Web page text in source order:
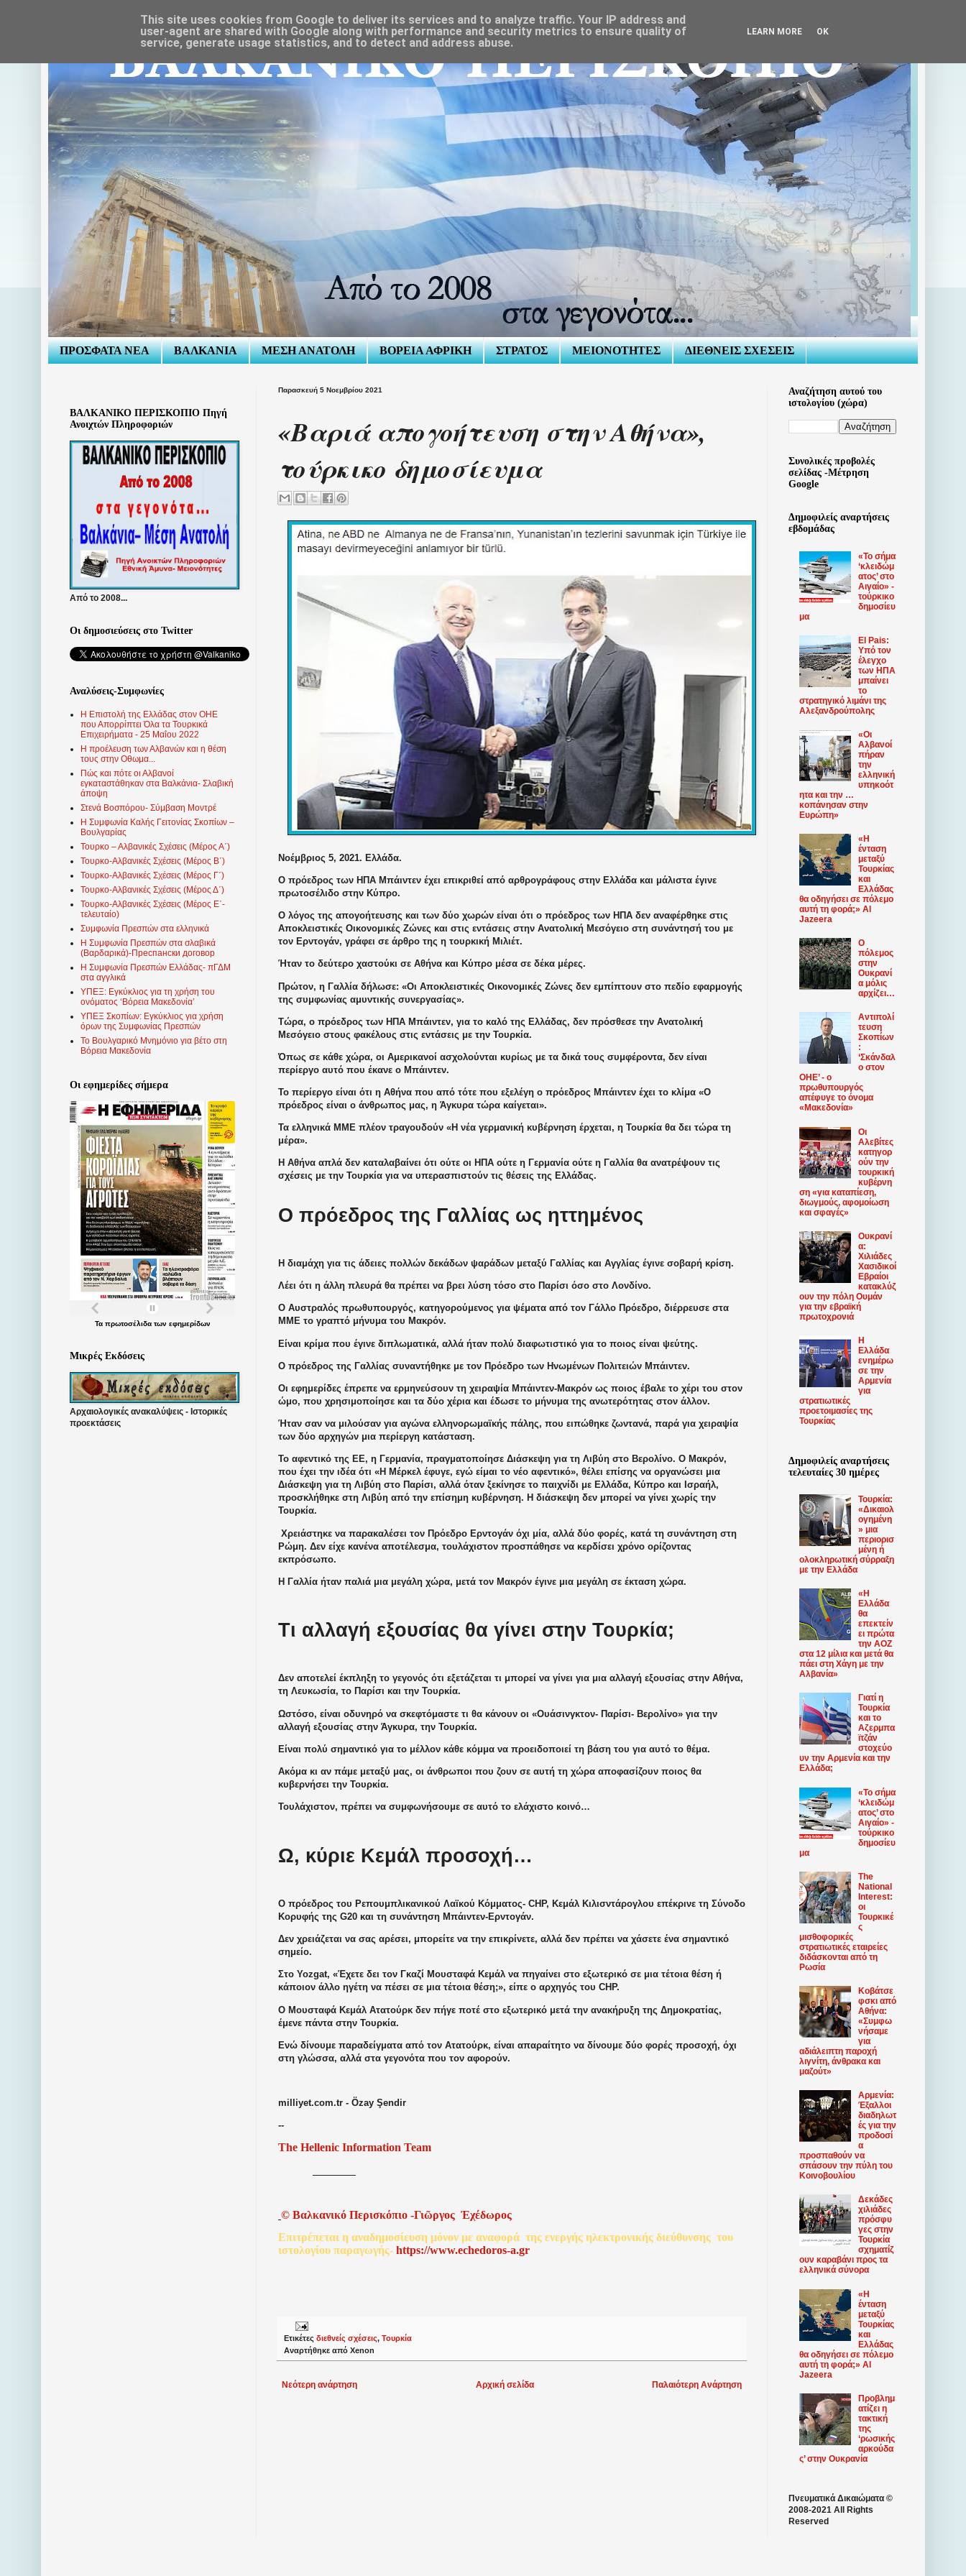
ΠΡΟΣΦΑΤΑ ΝΕΑ ΒΑΛΚΑΝΙΑ ΜΕΣΗ ΑΝΑΤΟΛΗ ΒΟΡΕΙΑ ΑΦΡΙΚΗ ΣΤΡΑΤΟΣ ΜΕΙΟΝΟΤΗΤΕΣ ΔΙΕΘΝΕΙΣ ΣΧΕΣΕΙΣ
Παρασκευή 5 Νοεμβρίου 2021
«Βαριά απογοήτευση στην Αθήνα»,
τούρκικο δημοσίευμα
Νοέμβριος 5, 2021. Ελλάδα.
Ο πρόεδρος των ΗΠΑ Μπάιντεν έχει επικριθεί από αρθρογράφους στην Ελλάδα και μάλιστα έγινε
πρωτοσέλιδο στην Κύπρο.
Ο λόγος της απογοήτευσης και των δύο χωρών είναι ότι ο πρόεδρος των ΗΠΑ δεν αναφέρθηκε στις
Αποκλειστικές Οικονομικές Ζώνες και στις εντάσεις στην Ανατολική Μεσόγειο στη συνάντησή του με
τον Ερντογάν, γράφει σε άρθρο της η τουρκική Μιλιέτ.
Ήταν το δεύτερο χαστούκι σε Αθήνα και Κύπρο μέσα σε δέκα μέρες.
Πρώτον, η Γαλλία δήλωσε: «Οι Αποκλειστικές Οικονομικές Ζώνες δεν εμπίπτουν στο πεδίο εφαρμογής
της συμφωνίας αμυντικής συνεργασίας».
Τώρα, ο πρόεδρος των ΗΠΑ Μπάιντεν, για το καλό της Ελλάδας, δεν πρόσθεσε την Ανατολική
Μεσόγειο στους φακέλους στις εντάσεις με την Τουρκία.
Όπως σε κάθε χώρα, οι Αμερικανοί ασχολούνται κυρίως με τα δικά τους συμφέροντα, δεν είναι
περίεργο αυτό που έκανε ο Μπάιντεν.
Το περίεργο είναι ότι η Αθήνα που από τότε που εξελέγη ο πρόεδρος Μπάιντεν έχει το κλίμα «Ο
πρόεδρος είναι ο άνθρωπος μας, η Άγκυρα τώρα καίγεται».
Τα ελληνικά ΜΜΕ πλέον τραγουδούν «Η νέα γερμανική κυβέρνηση έρχεται, η Τουρκία θα δει τώρα τη
μέρα».
Η Αθήνα απλά δεν καταλαβαίνει ότι ούτε οι ΗΠΑ ούτε η Γερμανία ούτε η Γαλλία θα ανατρέψουν τις
σχέσεις με την Τουρκία για να υπερασπιστούν τις θέσεις της Ελλάδας.
Ο πρόεδρος της Γαλλίας ως ηττημένος
Η διαμάχη για τις άδειες πολλών δεκάδων ψαράδων μεταξύ Γαλλίας και Αγγλίας έγινε σοβαρή κρίση.
Λέει ότι η άλλη πλευρά θα πρέπει να βρει λύση τόσο στο Παρίσι όσο στο Λονδίνο.
Ο Αυστραλός πρωθυπουργός, κατηγορούμενος για ψέματα από τον Γάλλο Πρόεδρο, διέρρευσε στα
ΜΜΕ το γραπτό μήνυμα του Μακρόν.
Είναι κρίμα που έγινε διπλωματικά, αλλά ήταν πολύ διαφωτιστικό για το ποιος είναι ψεύτης.
Ο πρόεδρος της Γαλλίας συναντήθηκε με τον Πρόεδρο των Ηνωμένων Πολιτειών Μπάιντεν.
Οι εφημερίδες έπρεπε να ερμηνεύσουν τη χειραψία Μπάιντεν-Μακρόν ως ποιος έβαλε το χέρι του στον
ώμο, που χρησιμοποίησε και τα δύο χέρια και έδωσε το μήνυμα της ανωτερότητας στον άλλον.
Ήταν σαν να μιλούσαν για αγώνα ελληνορωμαϊκής πάλης, που ειπώθηκε ζωντανά, παρά για χειραψία
των δύο αρχηγών μια περίεργη κατάσταση.
Το αφεντικό της ΕΕ, η Γερμανία, πραγματοποίησε Διάσκεψη για τη Λιβύη στο Βερολίνο. Ο Μακρόν,
που έχει την ιδέα ότι «Η Μέρκελ έφυγε, εγώ είμαι το νέο αφεντικό», θέλει επίσης να οργανώσει μια
Διάσκεψη για τη Λιβύη στο Παρίσι, αλλά όταν ξεκίνησε το παιχνίδι με Ελλάδα, Κύπρο και Ισραήλ,
προσκλήθηκε στη Λιβύη από την επίσημη κυβέρνηση. Η διάσκεψη δεν μπορεί να γίνει χωρίς την
Τουρκία.
Χρειάστηκε να παρακαλέσει τον Πρόεδρο Ερντογάν όχι μία, αλλά δύο φορές, κατά τη συνάντηση στη
Ρώμη. Δεν είχε κανένα αποτέλεσμα, τουλάχιστον προσπάθησε να κερδίσει χρόνο ορίζοντας
εκπρόσωπο.
Η Γαλλία ήταν παλιά μια μεγάλη χώρα, μετά τον Μακρόν έγινε μια μεγάλη σε έκταση χώρα.
Τι αλλαγή εξουσίας θα γίνει στην Τουρκία;
Δεν αποτελεί έκπληξη το γεγονός ότι εξετάζεται τι μπορεί να γίνει για μια αλλαγή εξουσίας στην Αθήνα,
τη Λευκωσία, το Παρίσι και την Τουρκία.
Ωστόσο, είναι οδυνηρό να σκεφτόμαστε τι θα κάνουν οι «Ουάσινγκτον- Παρίσι- Βερολίνο» για την
αλλαγή εξουσίας στην Άγκυρα, την Τουρκία.
Είναι πολύ σημαντικό για το μέλλον κάθε κόμμα να προειδοποιεί τη βάση του για αυτό το θέμα.
Ακόμα κι αν πάμε μεταξύ μας, οι άνθρωποι που ζουν σε αυτή τη χώρα αποφασίζουν ποιος θα
κυβερνήσει την Τουρκία.
Τουλάχιστον, πρέπει να συμφωνήσουμε σε αυτό το ελάχιστο κοινό…
Ω, κύριε Κεμάλ προσοχή…
Ο πρόεδρος του Ρεπουμπλικανικού Λαϊκού Κόμματος- CHP, Κεμάλ Κιλισντάρογλου επέκρινε τη Σύνοδο
Κορυφής της G20 και τη συνάντηση Μπάιντεν-Ερντογάν.
Δεν χρειάζεται να σας αρέσει, μπορείτε να την επικρίνετε, αλλά δεν πρέπει να χάσετε ένα σημαντικό
σημείο.
Στο Yozgat, «Έχετε δει τον Γκαζί Μουσταφά Κεμάλ να πηγαίνει στο εξωτερικό σε μια τέτοια θέση ή
κάποιον άλλο ηγέτη να πέσει σε μια τέτοια θέση;», είπε ο αρχηγός του CHP.
Ο Μουσταφά Κεμάλ Ατατούρκ δεν πήγε ποτέ στο εξωτερικό μετά την ανακήρυξη της Δημοκρατίας,
έμενε πάντα στην Τουρκία.
Ενώ δίνουμε παραδείγματα από τον Ατατούρκ, είναι απαραίτητο να δίνουμε δύο φορές προσοχή, όχι
στη γλώσσα, αλλά στα γεγονότα που τον αφορούν.
milliyet.com.tr - Özay Şendir
--
The Hellenic Information Team
© Βαλκανικό Περισκόπιο -Γιῶργος Ἐχέδωρος
Επιτρέπεται η αναδημοσίευση μόνον με αναφορά της ενεργής ηλεκτρονικής διεύθυνσης του
ιστολογίου παραγωγής- https://www.echedoros-a.gr
Ετικέτες διεθνείς σχέσεις, Τουρκία
Αναρτήθηκε από Xenon
Νεότερη ανάρτηση Παλαιότερη Ανάρτηση
Αρχική σελίδα
ΒΑΛΚΑΝΙΚΟ ΠΕΡΙΣΚΟΠΙΟ Πηγή
Ανοιχτών Πληροφοριών
Από το 2008...
Οι δημοσιεύσεις στο Twitter
Αναλύσεις-Συμφωνίες
Η Επιστολή της Ελλάδας στον ΟΗΕ
που Απορρίπτει Όλα τα Τουρκικά
Επιχειρήματα - 25 Μαΐου 2022
Η προέλευση των Αλβανών και η θέση
τους στην Οθωμα...
Πώς και πότε οι Αλβανοί
εγκαταστάθηκαν στα Βαλκάνια- Σλαβική
άποψη
Στενά Βοσπόρου- Σύμβαση Μοντρέ
Η Συμφωνία Καλής Γειτονίας Σκοπίων –
Βουλγαρίας
Τουρκο – Αλβανικές Σχέσεις (Mέρος Α΄)
Τουρκο-Αλβανικές Σχέσεις (Μέρος Β΄)
Τουρκο-Αλβανικές Σχέσεις (Μέρος Γ΄)
Τουρκο-Αλβανικές Σχέσεις (Μέρος Δ΄)
Τουρκο-Αλβανικές Σχέσεις (Μέρος Ε΄-
τελευταίο)
Συμφωνία Πρεσπών στα ελληνικά
Η Συμφωνία Πρεσπών στα σλαβικά
(Βαρδαρικά)-Преспански договор
Η Συμφωνία Πρεσπών Ελλάδας- πΓΔΜ
στα αγγλικά
ΥΠΕΞ: Εγκύκλιος για τη χρήση του
ονόματος ‘Βόρεια Μακεδονία’
ΥΠΕΞ Σκοπίων: Εγκύκλιος για χρήση
όρων της Συμφωνίας Πρεσπών
Το Βουλγαρικό Μνημόνιο για βέτο στη
Βόρεια Μακεδονία
Οι εφημερίδες σήμερα
Τα πρωτοσέλιδατων εφημερίδων
Μικρές Εκδόσεις
Αρχαιολογικές ανακαλύψεις - Ιστορικές
προεκτάσεις
Αναζήτηση αυτού του
ιστολογίου (χώρα)
Συνολικές προβολές
σελίδας -Μέτρηση
Google
Δημοφιλείς αναρτήσεις
εβδομάδας
«Το σήμα
‘κλειδώμ
ατος’ στο
Αιγαίο» -
τούρκικο
δημοσίευ
μα
El Pais:
Υπό τον
έλεγχο
των ΗΠΑ
μπαίνει
το
στρατηγικό λιμάνι της
Αλεξανδρούπολης
«Οι
Αλβανοί
πήραν
την
ελληνική
υπηκοότ
ητα και την …
κοπάνησαν στην
Ευρώπη»
«Η
ένταση
μεταξύ
Τουρκίας
και
Ελλάδας
θα οδηγήσει σε πόλεμο
αυτή τη φορά;» Al
Jazeera
Ο
πόλεμος
στην
Ουκρανί
α μόλις
αρχίζει…
Αντιπολί
τευση
Σκοπίων
:
‘Σκάνδαλ
ο στον
ΟΗΕ’ - ο
πρωθυπουργός
απέφυγε το όνομα
«Μακεδονία»
Οι
Αλεβίτες
κατηγορ
ούν την
τουρκική
κυβέρνη
ση «για καταπίεση,
διωγμούς, αφομοίωση
και σφαγές»
Ουκρανί
α:
Χιλιάδες
Χασιδικοί
Εβραίοι
κατακλύζ
ουν την πόλη Ουμάν
για την εβραϊκή
πρωτοχρονιά
Η
Ελλάδα
ενημέρω
σε την
Αρμενία
για
στρατιωτικές
προετοιμασίες της
Τουρκίας
Δημοφιλείς αναρτήσεις
τελευταίες 30 ημέρες
Τουρκία:
«Δικαιολ
ογημένη
» μια
περιορισ
μένη ή
ολοκληρωτική σύρραξη
με την Ελλάδα
«Η
Ελλάδα
θα
επεκτείν
ει πρώτα
την ΑΟΖ
στα 12 μίλια και μετά θα
πάει στη Χάγη με την
Αλβανία»
Γιατί η
Τουρκία
και το
Αζερμπα
ϊτζάν
στοχεύο
υν την Αρμενία και την
Ελλάδα;
«Το σήμα
‘κλειδώμ
ατος’ στο
Αιγαίο» -
τούρκικο
δημοσίευ
μα
The
National
Interest:
οι
Τουρκικέ
ς
μισθοφορικές
στρατιωτικές εταιρείες
διδάσκονται από τη
Ρωσία
Κοβάτσε
φσκι από
Αθήνα:
«Συμφω
νήσαμε
για
αδιάλειπτη παροχή
λιγνίτη, άνθρακα και
μαζούτ»
Αρμενία:
Έξαλλοι
διαδηλωτ
ές για την
προδοσί
α
προσπαθούν να
σπάσουν την πύλη του
Κοινοβουλίου
Δεκάδες
χιλιάδες
πρόσφυ
γες στην
Τουρκία
σχηματίζ
ουν καραβάνι προς τα
ελληνικά σύνορα
«Η
ένταση
μεταξύ
Τουρκίας
και
Ελλάδας
θα οδηγήσει σε πόλεμο
αυτή τη φορά;» Al
Jazeera
Προβλημ
ατίζει η
τακτική
της
‘ρωσικής
αρκούδα
ς’ στην Ουκρανία
Πνευματικά Δικαιώματα ©
2008-2021 All Rights
Reserved
This site uses cookies from Google to deliver its services and to analyze traffic. Your IP address and
user-agent are shared with Google along with performance and security metrics to ensure quality of
service, generate usage statistics, and to detect and address abuse.
LEARN MORE OK